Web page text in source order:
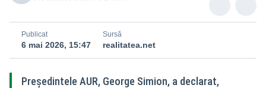
Publicat
6 mai 2026, 15:47
Sursă
realitatea.net
Președintele AUR, George Simion, a declarat,